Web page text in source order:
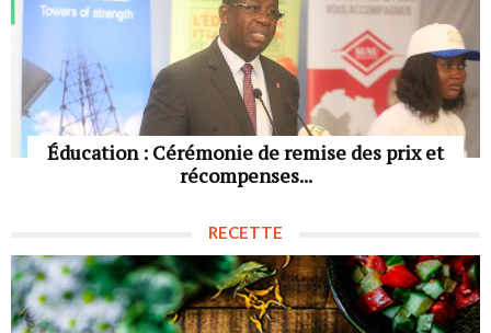
Éducation : Cérémonie de remise des prix et
récompenses...
RECETTE